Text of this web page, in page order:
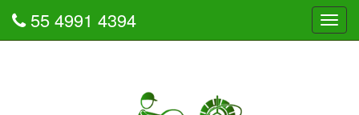
55 4991 4394